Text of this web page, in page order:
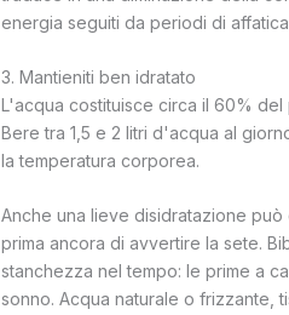
energia seguiti da periodi di
3. Mantieniti ben idratato
L'acqua costituisce circa il 60%
Bere tra 1,5 e 2 litri d'acqua al
la temperatura corporea.
Anche una lieve disidratazione
prima ancora di avvertire la sete.
stanchezza nel tempo: le prime a
sonno. Acqua naturale o frizzante,